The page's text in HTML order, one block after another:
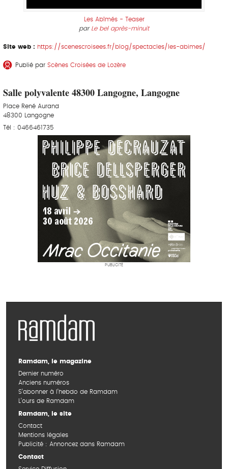
Les Abîmés - Teaser
par Le bel après-minuit
Site web : https://scenescroisees.fr/blog/spectacles/les-abimes/
Publié par Scènes Croisées de Lozère
Salle polyvalente 48300 Langogne, Langogne
Place René Aurand
48300 Langogne
Tél : 0466461735
PUBLICITÉ
Ramdam, le magazine
Dernier numéro
Anciens numéros
S’abonner à l’hebdo de Ramdam
L’ours de Ramdam
Ramdam, le site
Contact
Mentions légales
Publicité : Annoncez dans Ramdam
Contact